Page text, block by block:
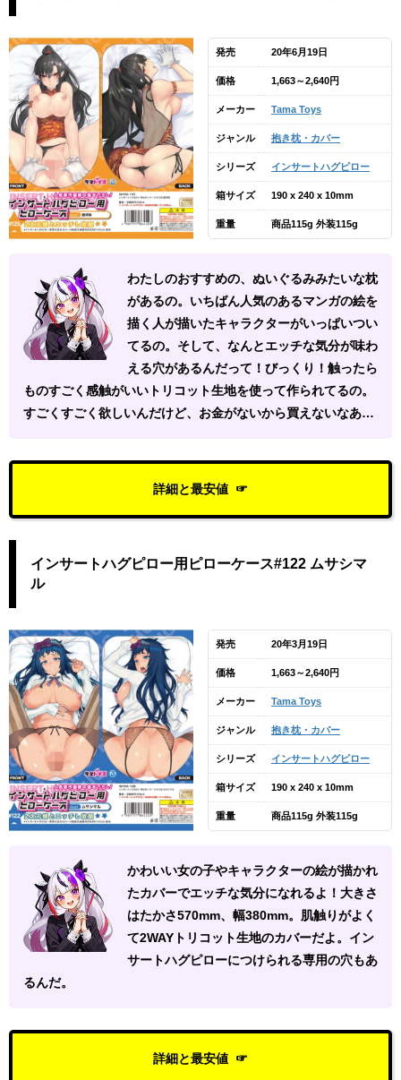
発売 20年6月19日
価格 1,663～2,640円
メーカー Tama Toys
ジャンル 抱き枕・カバー
シリーズ インサートハグピロー
箱サイズ 190 x 240 x 10mm
重量 商品115g 外装115g
わたしのおすすめの、ぬいぐるみみたいな枕
があるの。いちばん人気のあるマンガの絵を
描く人が描いたキャラクターがいっぱいつい
てるの。そして、なんとエッチな気分が味わ
える穴があるんだって！びっくり！触ったら
ものすごく感触がいいトリコット生地を使って作られてるの。
すごくすごく欲しいんだけど、お金がないから買えないなあ…
詳細と最安値
インサートハグピロー用ピローケース#122 ムサシマ
ル
発売 20年3月19日
価格 1,663～2,640円
メーカー Tama Toys
ジャンル 抱き枕・カバー
シリーズ インサートハグピロー
箱サイズ 190 x 240 x 10mm
重量 商品115g 外装115g
かわいい女の子やキャラクターの絵が描かれ
たカバーでエッチな気分になれるよ！大きさ
はたかさ570mm、幅380mm。肌触りがよく
て2WAYトリコット生地のカバーだよ。イン
サートハグピローにつけられる専用の穴もあ
るんだ。
詳細と最安値